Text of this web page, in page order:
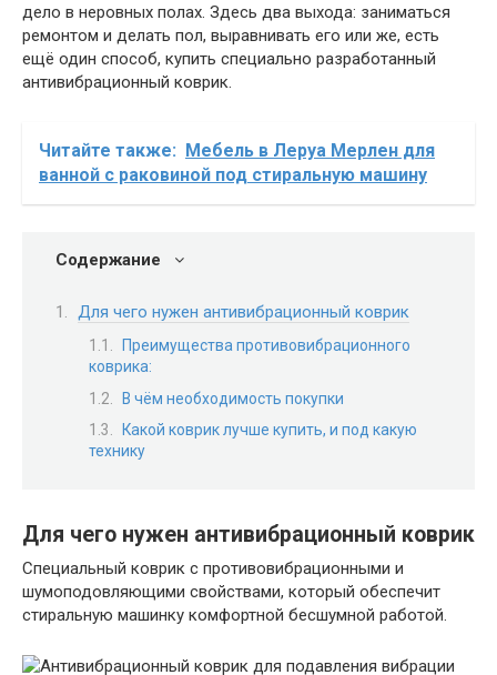
дело в неровных полах. Здесь два выхода: заниматься
ремонтом и делать пол, выравнивать его или же, есть
ещё один способ, купить специально разработанный
антивибрационный коврик.
Читайте также: Мебель в Леруа Мерлен для
ванной с раковиной под стиральную машину
Содержание
Для чего нужен антивибрационный коврик
Преимущества противовибрационного
коврика:
В чём необходимость покупки
Какой коврик лучше купить, и под какую
технику
Для чего нужен антивибрационный коврик
Специальный коврик с противовибрационными и
шумоподовляющими свойствами, который обеспечит
стиральную машинку комфортной бесшумной работой.